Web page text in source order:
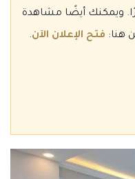
متنوعة من 120 إلى 170 مترًا. ويمكنك أيضًا مشاهدة
فتح الإعلان الآن.